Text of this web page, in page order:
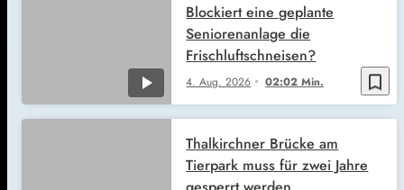
bookmark_border
4. Aug. 2026 02:02 Min.
Blockiert eine geplante
Seniorenanlage die
Frischluftschneisen?
Thalkirchner Brücke am
Tierpark muss für zwei Jahre